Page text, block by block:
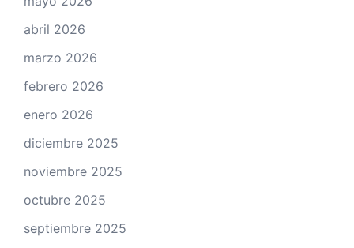
abril 2026
marzo 2026
febrero 2026
enero 2026
diciembre 2025
noviembre 2025
octubre 2025
septiembre 2025